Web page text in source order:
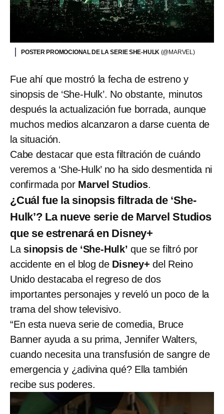
POSTER PROMOCIONAL DE LA SERIE SHE-HULK (@MARVEL)
Fue ahí que mostró la fecha de estreno y
sinopsis de ‘She-Hulk’. No obstante, minutos
después la actualización fue borrada, aunque
muchos medios alcanzaron a darse cuenta de
la situación.
Cabe destacar que esta filtración de cuándo
veremos a ‘She-Hulk’ no ha sido desmentida ni
confirmada por Marvel Studios.
¿Cuál fue la sinopsis filtrada de ‘She-
Hulk’? La nueve serie de Marvel Studios
que se estrenará en Disney+
La sinopsis de ‘She-Hulk’ que se filtró por
accidente en el blog deDisney+ del Reino
Unido destacaba el regreso de dos
importantes personajes y reveló un poco de la
trama del show televisivo.
“En esta nueva serie de comedia, Bruce
Banner ayuda a su prima, Jennifer Walters,
cuando necesita una transfusión de sangre de
emergencia y ¿adivina qué? Ella también
recibe sus poderes.